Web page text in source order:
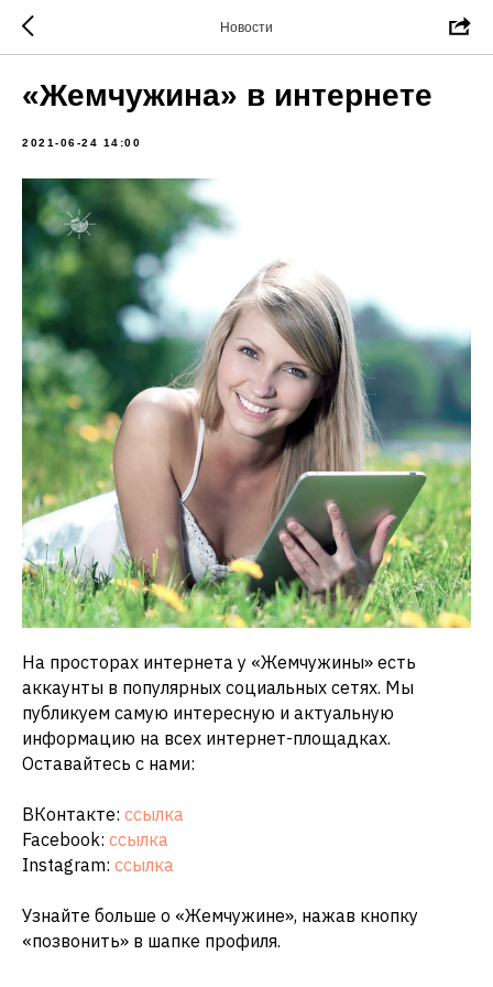
Новости
«Жемчужина» в интернете
2021-06-24 14:00
На просторах интернета у «Жемчужины» есть
аккаунты в популярных социальных сетях. Мы
публикуем самую интересную и актуальную
информацию на всех интернет-площадках.
Оставайтесь с нами:
ВКонтакте: ссылка
Facebook: ссылка
Instagram: ссылка
Узнайте больше о «Жемчужине», нажав кнопку
«позвонить» в шапке профиля.